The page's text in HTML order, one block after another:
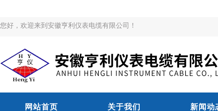
您好，欢迎来到安徽亨利仪表电缆有限公司！
网站首页 关于我们 新闻动